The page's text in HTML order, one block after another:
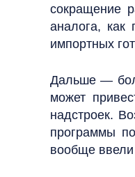
сокращение
аналога, как
импортных
Дальше —
может
надстроек.
программы
вообще